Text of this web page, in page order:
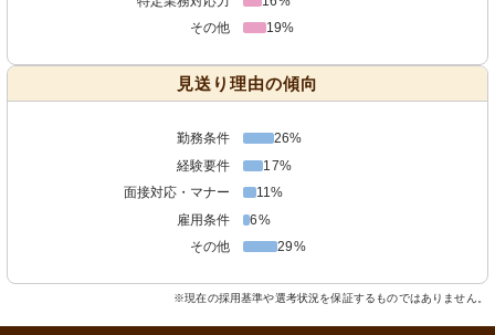
その他
19%
見送り理由の傾向
勤務条件
26%
経験要件
17%
面接対応・マナー
11%
雇用条件
6%
その他
29%
※現在の採用基準や選考状況を保証するものではありません。